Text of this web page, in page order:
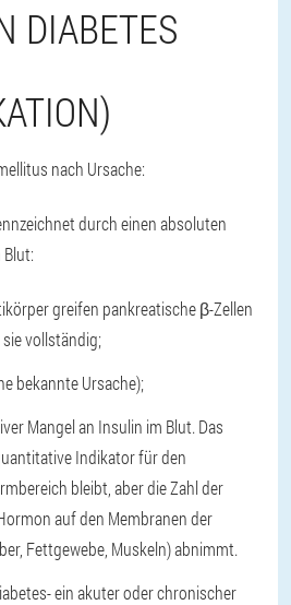
DIABETES
nach Ursache:
durch einen absoluten
greifen pankreatische β-Zellen
vollständig;
bekannte Ursache);
Mangel an Insulin im Blut. Das
Indikator für den
bleibt, aber die Zahl der
auf den Membranen der
Fettgewebe, Muskeln) abnimmt.
- ein akuter oder chronischer